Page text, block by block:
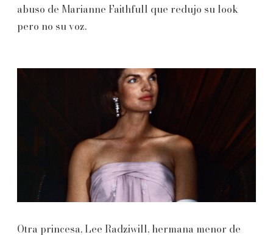
abuso de Marianne Faithfull que redujo su look
pero no su voz.
Otra princesa, Lee Radziwill, hermana menor de